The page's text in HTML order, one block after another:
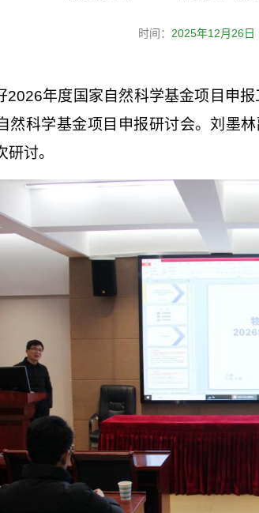
时间： 2025年12月26日
2026年度国家自然科学基金项目申
然科学基金项目申报研讨会。刘墨
研讨。